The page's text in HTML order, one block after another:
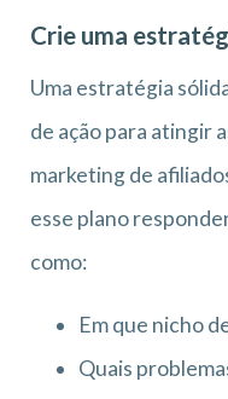
Crie uma
Uma estratégia
de ação para atingir
marketing de
esse plano
como:
Em que nicho
Quais